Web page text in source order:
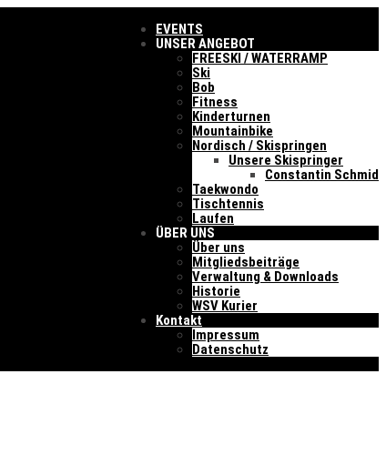
EVENTS
UNSER ANGEBOT
FREESKI / WATERRAMP
Ski
Bob
Fitness
Kinderturnen
Mountainbike
Nordisch / Skispringen
Unsere Skispringer
Constantin Schmid
Taekwondo
Tischtennis
Laufen
ÜBER UNS
Über uns
Mitgliedsbeiträge
Verwaltung & Downloads
Historie
WSV Kurier
Kontakt
Impressum
Datenschutz